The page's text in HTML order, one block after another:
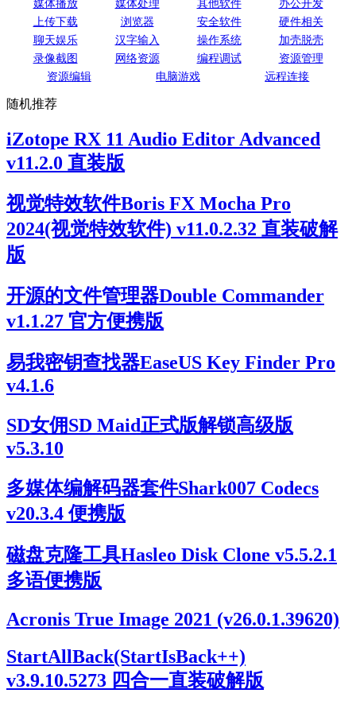
媒体播放 媒体处理 其他软件
办公开发
上传下载
浏览器 安全软件
硬件相关
聊天娱乐
汉字输入 操作系统
加壳脱壳
录像截图
网络资源 编程调试
资源管理
资源编辑
电脑游戏 远程连接
随机推荐
iZotope RX 11 Audio Editor Advanced
v11.2.0 直装版
视觉特效软件Boris FX Mocha Pro
2024(视觉特效软件) v11.0.2.32 直装破解
版
开源的文件管理器Double Commander
v1.1.27 官方便携版
易我密钥查找器EaseUS Key Finder Pro
v4.1.6
SD女佣SD Maid正式版解锁高级版
v5.3.10
多媒体编解码器套件Shark007 Codecs
v20.3.4 便携版
磁盘克隆工具Hasleo Disk Clone v5.5.2.1
多语便携版
Acronis True Image 2021 (v26.0.1.39620)
StartAllBack(StartIsBack++)
v3.9.10.5273 四合一直装破解版